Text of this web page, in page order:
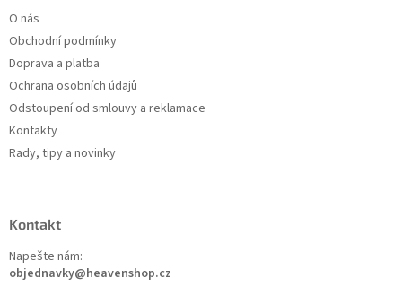
O nás
Obchodní podmínky
Doprava a platba
Ochrana osobních údajů
Odstoupení od smlouvy a reklamace
Kontakty
Rady, tipy a novinky
Kontakt
Napešte nám:
objednavky@heavenshop.cz